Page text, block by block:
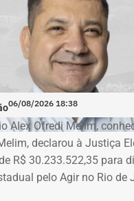
também foi
requer que o ex-
os valores da
apresentados à
ao erário, originalmente
chega hoje a R$ 2,55
mil de multa civil e R$
coletivos.
06/08/2026 18:38
Alex Ofredi Melim,
declarou à Justiça
R$ 30.233.522,35 para
pelo Agir no Rio de